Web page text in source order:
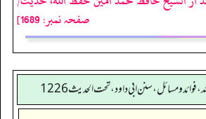
صفحہ نمبر: 1689]
فوائد و مسائل، سنن ابي داود ، تحت الحديث 1226